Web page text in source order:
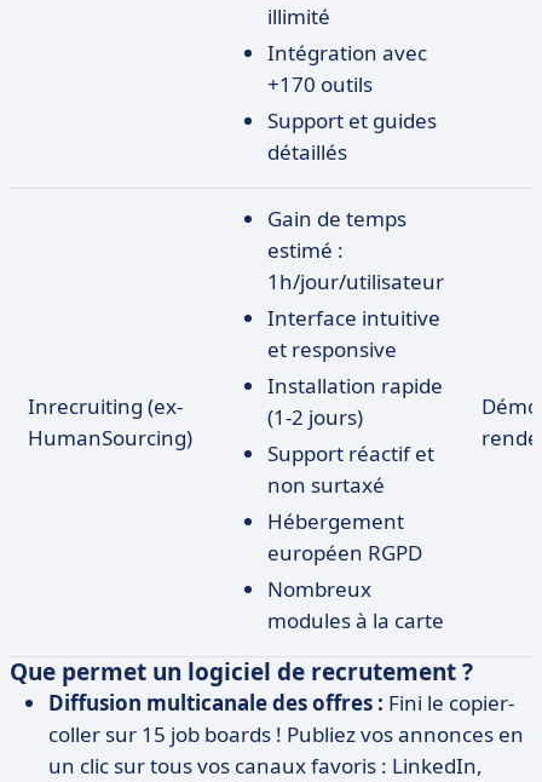
illimité
Intégration avec
+170 outils
Support et guides
détaillés
Inrecruiting (ex-
HumanSourcing)
Gain de temps
estimé :
1h/jour/utilisateur
Interface intuitive
et responsive
Installation rapide
(1-2 jours)
Support réactif et
non surtaxé
Hébergement
européen RGPD
Nombreux
modules à la carte
Que permet un logiciel de recrutement ?
Diffusion multicanale des offres : Fini le copier-
coller sur 15 job boards ! Publiez vos annonces en
un clic sur tous vos canaux favoris : LinkedIn,